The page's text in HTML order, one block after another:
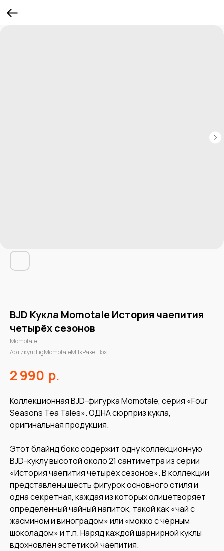
BJD Кукла Momotale История чаепития
четырёх сезонов
Momotale
Артикул: FigMomotaleMilkPaketBox
2 990 р.
Коллекционная BJD-фигурка Momotale, серия «Four
Seasons Tea Tales». ОДНА сюрприз кукла,
оригинальная продукция.
Этот блайнд бокс содержит одну коллекционную
BJD-куклу высотой около 21 сантиметра из серии
«История чаепития четырёх сезонов». В коллекции
представлены шесть фигурок основного стиля и
одна секретная, каждая из которых олицетворяет
определённый чайный напиток, такой как «чай с
жасмином и виноградом» или «мокко с чёрным
шоколадом» и т.п. Наряд каждой шарнирной куклы
вдохновлён эстетикой чаепития.